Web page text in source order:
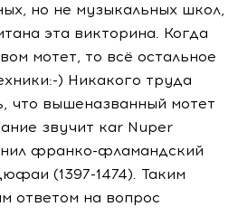
но не музыкальных школ,
эта викторина. Когда
мотет, то всё остальное
) Никакого труда
что вышеназванный мотет
звучит каr Nuper
франко-фламандский
(1397-1474). Таким
ответом на вопрос